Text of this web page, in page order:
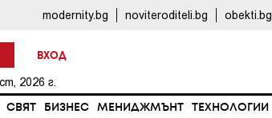
modernity.bg noviteroditeli.bg obekti.bg
ВХОД
2026 г.
СВЯТ БИЗНЕС МЕНИДЖМЪНТ ТЕХНОЛОГИИ